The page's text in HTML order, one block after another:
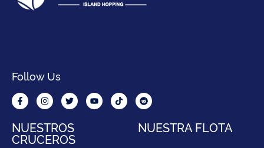
Follow Us
NUESTROS
CRUCEROS
NUESTRA FLOTA